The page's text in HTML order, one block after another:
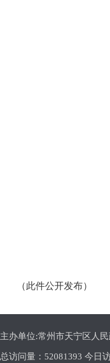
（此件公开发布）
主办单位:常州市天宁区人
总访问量： 52081393 今日